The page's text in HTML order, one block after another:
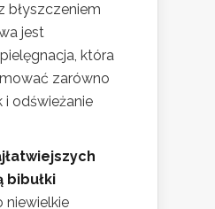
błyszczeniem
jest
która
zarówno
i odświeżanie
bibułki
niewielkie